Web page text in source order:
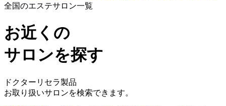
全国のエステサロン一覧
お近くの
サロンを探す
ドクターリセラ製品
お取り扱いサロンを検索できます。